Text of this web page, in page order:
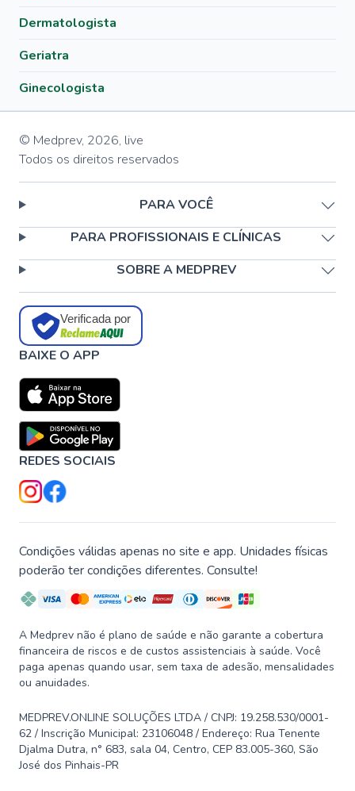
Dermatologista
Geriatra
Ginecologista
© Medprev, 2026, live
Todos os direitos reservados
PARA VOCÊ
PARA PROFISSIONAIS E CLÍNICAS
SOBRE A MEDPREV
Verificada por
BAIXE O APP
REDES SOCIAIS
Condições válidas apenas no site e app. Unidades físicas
poderão ter condições diferentes. Consulte!
A Medprev não é plano de saúde e não garante a cobertura
financeira de riscos e de custos assistenciais à saúde. Você
paga apenas quando usar, sem taxa de adesão, mensalidades
ou anuidades.
MEDPREV.ONLINE SOLUÇÕES LTDA / CNPJ: 19.258.530/0001-
62 / Inscrição Municipal: 23106048 / Endereço: Rua Tenente
Djalma Dutra, n° 683, sala 04, Centro, CEP 83.005-360, São
José dos Pinhais-PR